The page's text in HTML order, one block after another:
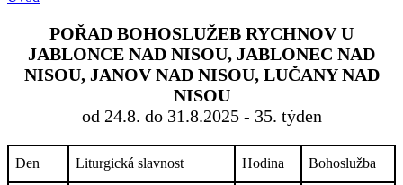
POŘAD BOHOSLUŽEB RYCHNOV U
JABLONCE NAD NISOU, JABLONEC NAD
NISOU, JANOV NAD NISOU, LUČANY NAD
NISOU
od 24.8. do 31.8.2025 - 35. týden
Den Liturgická slavnost Hodina Bohoslužba